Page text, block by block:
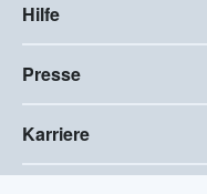
Hilfe
Presse
Karriere